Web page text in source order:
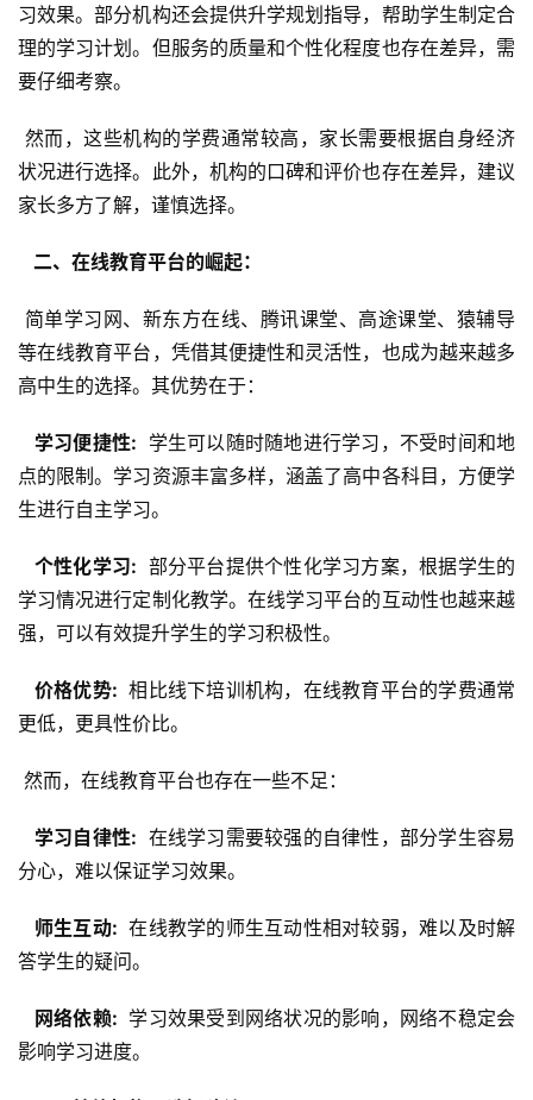
习效果。部分机构还会提供升学规划指导，帮助学生制定合
理的学习计划。但服务的质量和个性化程度也存在差异，需
要仔细考察。
状况进行选择。此外，机构的口碑和评价也存在差异，建议
家长多方了解，谨慎选择。
  二、在线教育平台的崛起：
等在线教育平台，凭借其便捷性和灵活性，也成为越来越多
高中生的选择。其优势在于：
  学习便捷性:
学生可以随时随地进行学习，不受时间和地
点的限制。学习资源丰富多样，涵盖了高中各科目，方便学
生进行自主学习。
  个性化学习:
部分平台提供个性化学习方案，根据学生的
学习情况进行定制化教学。在线学习平台的互动性也越来越
强，可以有效提升学生的学习积极性。
  价格优势:
相比线下培训机构，在线教育平台的学费通常
更低，更具性价比。
然而，在线教育平台也存在一些不足：
  学习自律性:
在线学习需要较强的自律性，部分学生容易
分心，难以保证学习效果。
  师生互动:
在线教学的师生互动性相对较弱，难以及时解
答学生的疑问。
  网络依赖:
学习效果受到网络状况的影响，网络不稳定会
影响学习进度。